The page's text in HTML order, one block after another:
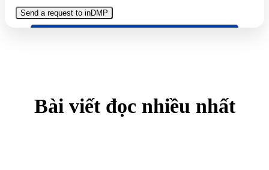
Bài viết đọc nhiều nhất